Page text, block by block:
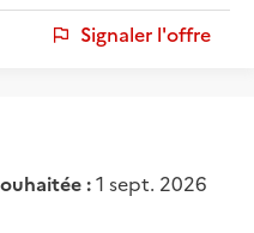
Signaler l'offre
:1 sept. 2026